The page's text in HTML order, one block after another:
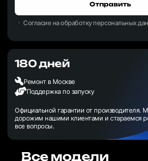
Отправить
Согласие на обработку персональных
180 дней
Ремонт в Москве
Поддержка по запуску
Официальной гарантии от производителя.
дорожим нашими клиентами и стараемся
все вопросы.
Все модели